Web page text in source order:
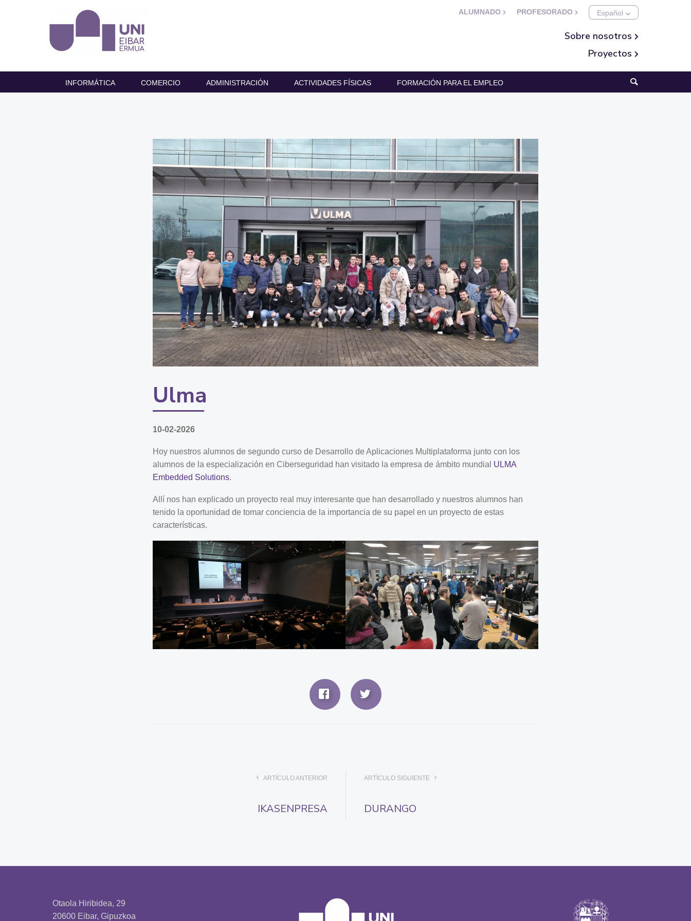
ALUMNADO PROFESORADO
Sobre nosotros
Proyectos
INFORMÁTICA COMERCIO ADMINISTRACIÓN ACTIVIDADES FÍSICAS FORMACIÓN PARA EL EMPLEO
Ulma
10-02-2026
Hoy nuestros alumnos de segundo curso de Desarrollo de Aplicaciones Multiplataforma junto con los
alumnos de la especialización en Ciberseguridad han visitado la empresa de ámbito mundial ULMA
Embedded Solutions.
Allí nos han explicado un proyecto real muy interesante que han desarrollado y nuestros alumnos han
tenido la oportunidad de tomar conciencia de la importancia de su papel en un proyecto de estas
características.
ARTÍCULO ANTERIOR
IKASENPRESA
ARTÍCULO SIGUIENTE
DURANGO
Otaola Hiribidea, 29
20600 Eibar, Gipuzkoa